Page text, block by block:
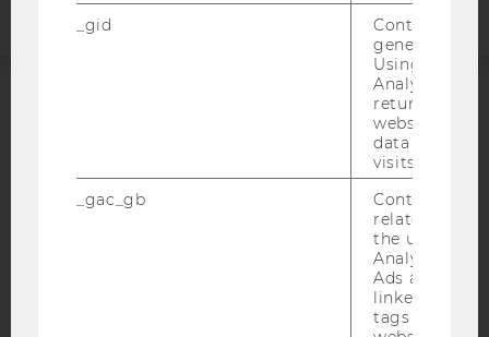
_gid
Contains a
generated
Using this
Analytics can
returning
website and
data from
visits.
_gac_gb
Contains
related
the user. If
Analytics and
Ads accounts
linked, the
tags on the